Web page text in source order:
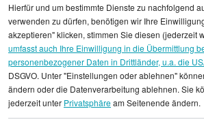
statistischen Erhebungen durch
Durchschnittswerte und die
einzelnen Stellenangeboten
Gehaltsinformationen
Verwaltungsdirektor/in
Hierfür und um bestimmte Dienste zu nachfolgend
verwenden zu dürfen, benötigen wir Ihre
akzeptieren" klicken, stimmen Sie diesen (jederzeit
umfasst auch Ihre Einwilligung in die Übermittlung
personenbezogener Daten in Drittländer, u.a. die
DSGVO. Unter "Einstellungen oder ablehnen"
ändern oder die Datenverarbeitung ablehnen. Sie
jederzeit unter Privatsphäream Seitenende ändern.